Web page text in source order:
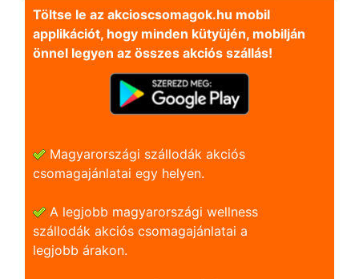
Töltse le az akcioscsomagok.hu mobil
applikációt, hogy minden kütyüjén, mobilján
önnel legyen az összes akciós szállás!
Magyarországi szállodák akciós
csomagajánlatai egy helyen.
A legjobb magyarországi wellness
szállodák akciós csomagajánlatai a
legjobb árakon.